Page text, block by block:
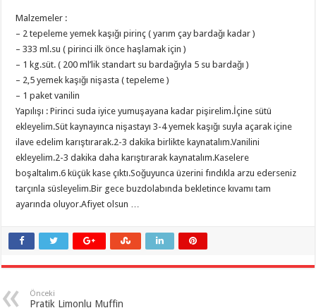
Malzemeler :
– 2 tepeleme yemek kaşığı pirinç ( yarım çay bardağı kadar )
– 333 ml.su ( pirinci ilk önce haşlamak için )
– 1 kg.süt. ( 200 ml’lik standart su bardağıyla 5 su bardağı )
– 2,5 yemek kaşığı nişasta ( tepeleme )
– 1 paket vanilin
Yapılışı : Pirinci suda iyice yumuşayana kadar pişirelim.İçine sütü
ekleyelim.Süt kaynayınca nişastayı 3-4 yemek kaşığı suyla açarak içine
ilave edelim karıştırarak.2-3 dakika birlikte kaynatalım.Vanilini
ekleyelim.2-3 dakika daha karıştırarak kaynatalım.Kaselere
boşaltalım.6 küçük kase çıktı.Soğuyunca üzerini fındıkla arzu ederseniz
tarçınla süsleyelim.Bir gece buzdolabında bekletince kıvamı tam
ayarında oluyor.Afiyet olsun …
Önceki
Pratik Limonlu Muffin